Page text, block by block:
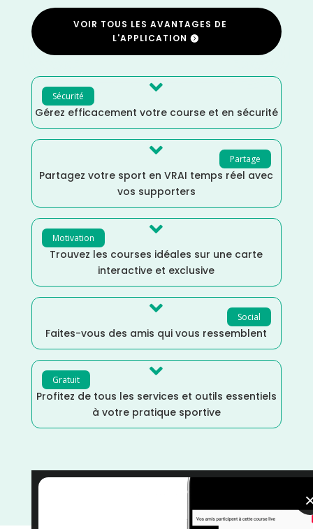
VOIR TOUS LES AVANTAGES DE
L'APPLICATION
Sécurité 
Gérez efficacement votre course et en sécurité
Partage

Partagez votre sport en VRAI temps réel avec
vos supporters
Motivation 
Trouvez les courses idéales sur une carte
interactive et exclusive
Social

Faites-vous des amis qui vous ressemblent
Gratuit 
Profitez de tous les services et outils essentiels
à votre pratique sportive
Course à Pied